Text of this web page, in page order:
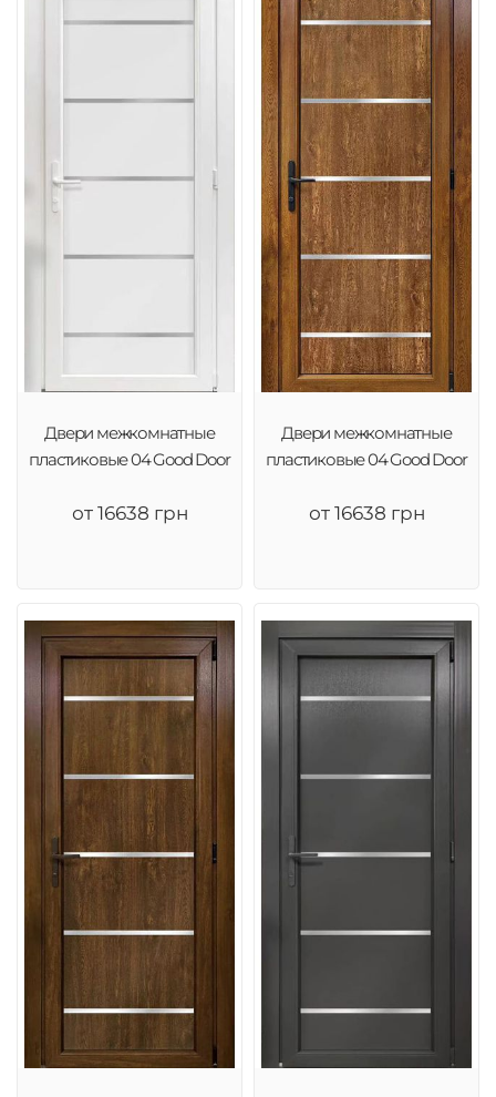
Двери межкомнатные
пластиковые 04 Good Door
от 16638 грн
Двери межкомнатные
пластиковые 04 Good Door
от 16638 грн